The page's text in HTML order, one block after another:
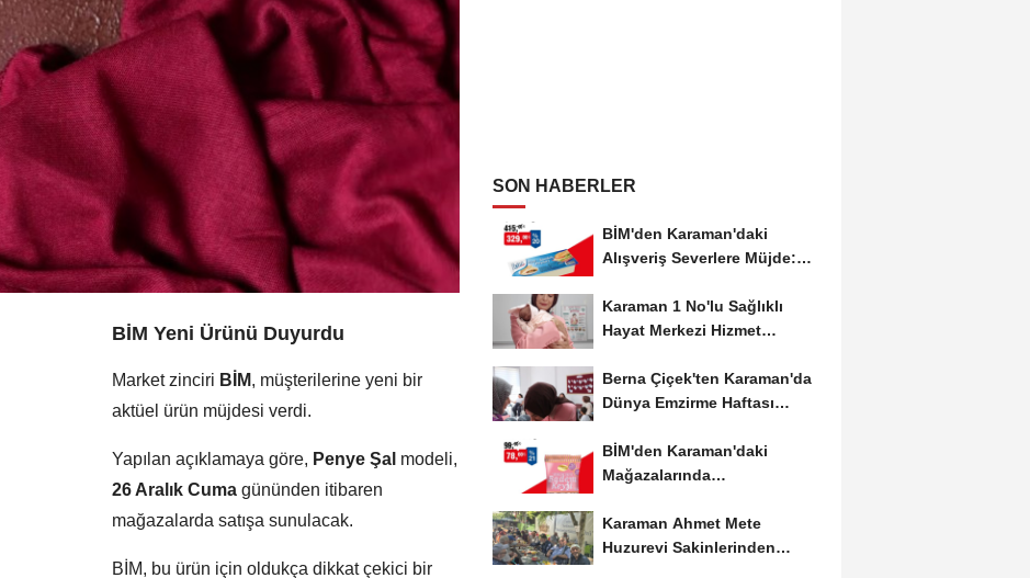
BİM Yeni Ürünü Duyurdu
Market zinciri BİM, müşterilerine yeni bir
aktüel ürün müjdesi verdi.
Yapılan açıklamaya göre, Penye Şal modeli,
26 Aralık Cuma gününden itibaren
mağazalarda satışa sunulacak.
BİM, bu ürün için oldukça dikkat çekici bir
SON HABERLER
BİM'den Karaman'daki
Alışveriş Severlere Müjde:
Karaman 1 No'lu Sağlıklı
Hayat Merkezi Hizmet
Berna Çiçek'ten Karaman'da
Dünya Emzirme Haftası
BİM'den Karaman'daki
Mağazalarında
Karaman Ahmet Mete
Huzurevi Sakinlerinden